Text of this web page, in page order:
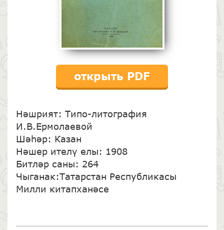
открыть PDF
Нәшрият: Типо-литография
И.В.Ермолаевой
Шәһәр: Казан
Нәшер ителү елы: 1908
Битләр саны: 264
Чыганак:Татарстан Республикасы
Милли китапханәсе